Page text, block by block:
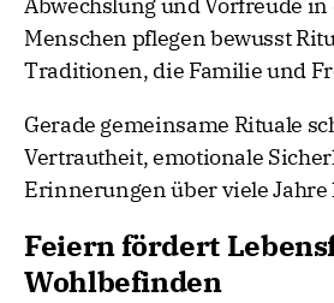
Abwechslung und Vorfreude in
Menschen pflegen bewusst
Traditionen, die Familie und
Gerade gemeinsame Rituale
Vertrautheit, emotionale
Erinnerungen über viele Jahre
Feiern fördert
Wohlbefinden